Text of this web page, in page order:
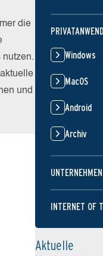
die
nutzen.
und
Windows
MacOS
Android
Archiv
UNTERNEHMEN
INTERNET OF
Aktuelle